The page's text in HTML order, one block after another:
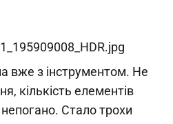
вже з інструментом. Не
кількість елементів
Стало трохи